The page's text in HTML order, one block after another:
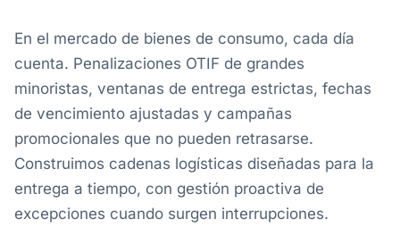
En el mercado de bienes de consumo, cada día
cuenta. Penalizaciones OTIF de grandes
minoristas, ventanas de entrega estrictas, fechas
de vencimiento ajustadas y campañas
promocionales que no pueden retrasarse.
Construimos cadenas logísticas diseñadas para la
entrega a tiempo, con gestión proactiva de
excepciones cuando surgen interrupciones.